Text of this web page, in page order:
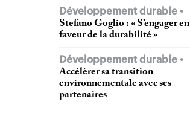
Développement durable
Stefano Goglio : « S’engager en
faveur de la durabilité »
Développement durable
Accélèrer sa transition
environnementale avec ses
partenaires